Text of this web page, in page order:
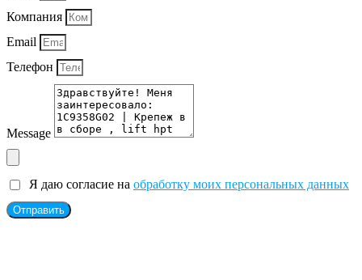
Компания
Email
Телефон
Message
Я даю согласие на обработку моих персональных данных
Отправить